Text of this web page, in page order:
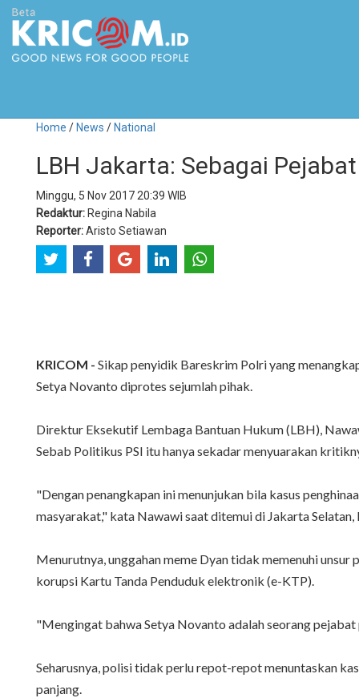
Home / News / National
LBH Jakarta: Sebagai
Minggu, 5 Nov 2017 20:39 WIB
Redaktur: Regina Nabila
Reporter:Aristo Setiawan
KRICOM - Sikap penyidik Bareskrim Polri yang
Setya Novanto diprotes sejumlah pihak.
Direktur Eksekutif Lembaga Bantuan Hukum (LBH),
Sebab Politikus PSI itu hanya sekadar menyuarakan
"Dengan penangkapan ini menunjukan bila kasus
masyarakat," kata Nawawi saat ditemui di Jakarta
Menurutnya, unggahan meme Dyan tidak memenuhi
korupsi Kartu Tanda Penduduk elektronik (e-KTP).
"Mengingat bahwa Setya Novanto adalah seorang
Seharusnya, polisi tidak perlu repot-repot menuntaskan
panjang.